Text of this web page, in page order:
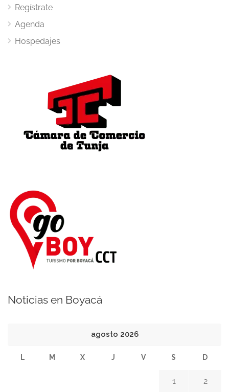
Regístrate
Agenda
Hospedajes
Noticias en Boyacá
agosto 2026
L M X J V S D
1 2